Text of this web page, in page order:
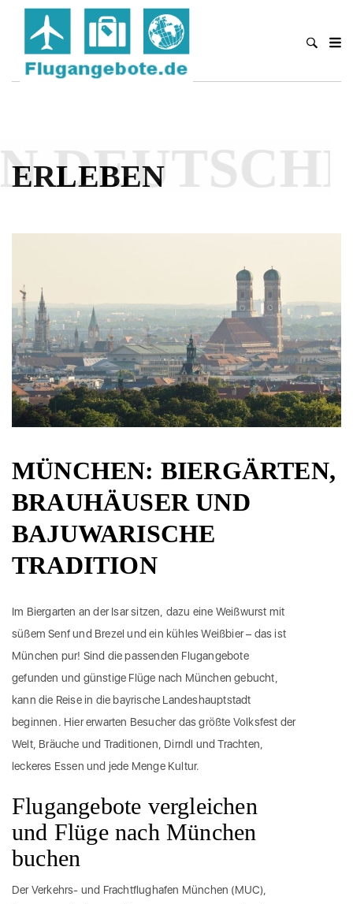
ERLEBEN
MÜNCHEN: BIERGÄRTEN,
BRAUHÄUSER UND
BAJUWARISCHE
TRADITION
Im Biergarten an der Isar sitzen, dazu eine Weißwurst mit
süßem Senf und Brezel und ein kühles Weißbier – das ist
München pur! Sind die passenden Flugangebote
gefunden und günstige Flüge nach München gebucht,
kann die Reise in die bayrische Landeshauptstadt
beginnen. Hier erwarten Besucher das größte Volksfest der
Welt, Bräuche und Traditionen, Dirndl und Trachten,
leckeres Essen und jede Menge Kultur.
Flugangebote vergleichen
und Flüge nach München
buchen
Der Verkehrs- und Frachtflughafen München (MUC),